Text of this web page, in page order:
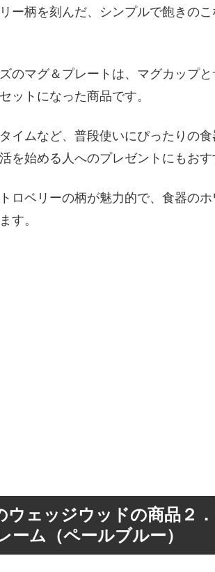
ー柄を刻んだ、シンプルで飽きの
のマグ＆プレートは、マグカップと
ットになった商品です。
イムなど、普段使いにぴったりの
を始める人へのプレゼントにもおす
ロベリーの柄が魅力的で、食器の
す。
ウェッジウッドの商品２
ーム（ペールブルー）